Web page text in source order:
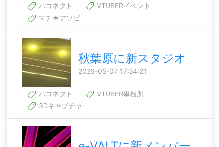
ハコネクト
VTUBERイベント
マチ★アソビ
秋葉原に新スタジオ
2026-05-07 17:24:21
ハコネクト
VTUBER事務所
3Dキャプチャ